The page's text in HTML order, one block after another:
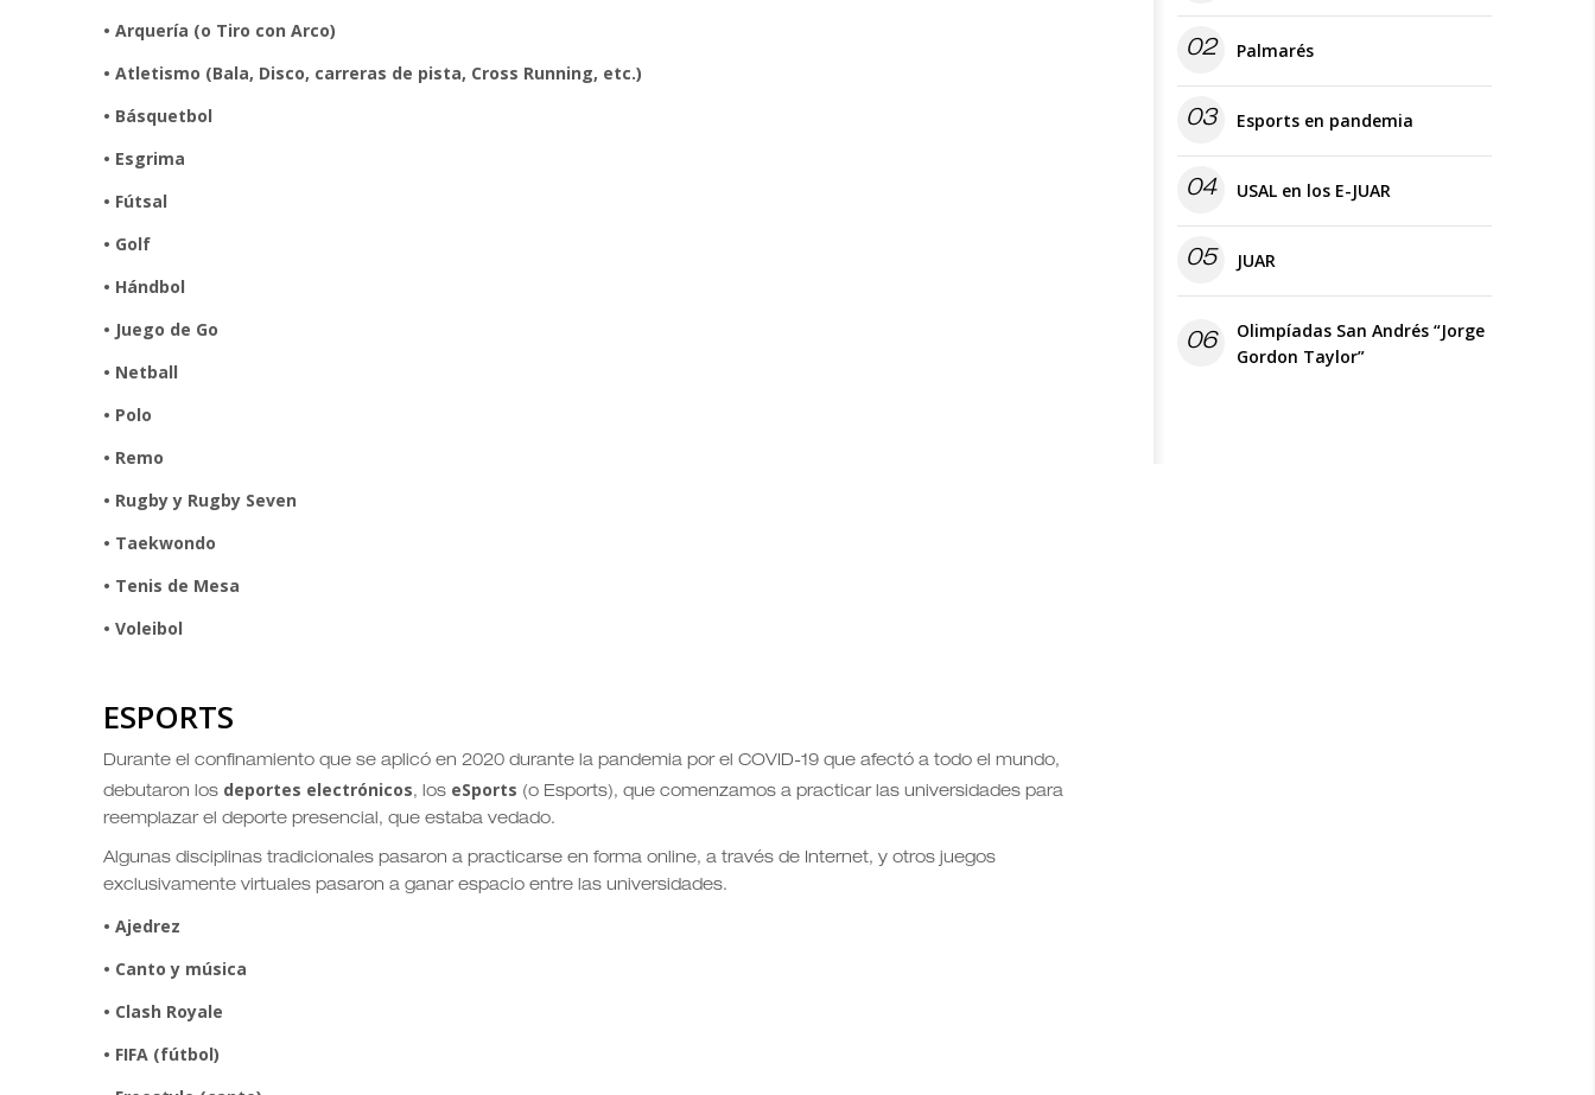
• Arquería (o Tiro con Arco)
• Atletismo (Bala, Disco, carreras de pista, Cross Running, etc.)
• Básquetbol
• Esgrima
• Fútsal
• Golf
• Hándbol
• Juego de Go
• Netball
• Polo
• Remo
• Rugby y Rugby Seven
• Taekwondo
• Tenis de Mesa
• Voleibol
ESPORTS
Durante el confinamiento que se aplicó en 2020 durante la pandemia por el COVID-19 que afectó a todo el mundo,
debutaron los deportes electrónicos, los eSports (o Esports), que comenzamos a practicar las universidades para
reemplazar el deporte presencial, que estaba vedado.
Algunas disciplinas tradicionales pasaron a practicarse en forma online, a través de Internet, y otros juegos
exclusivamente virtuales pasaron a ganar espacio entre las universidades.
• Ajedrez
• Canto y música
• Clash Royale
• FIFA (fútbol)
02 Palmarés
03 Esports en pandemia
04 USAL en los E-JUAR
05 JUAR
06
Olimpíadas San Andrés “Jorge
Gordon Taylor”